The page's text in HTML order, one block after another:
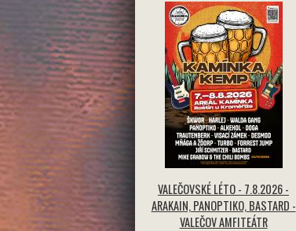
VALEČOVSKÉ LÉTO - 7.8.2026 -
ARAKAIN, PANOPTIKO, BASTARD -
VALEČOV AMFITEÁTR